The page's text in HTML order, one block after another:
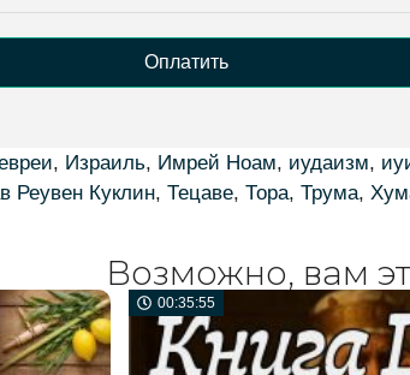
Оплатить
, Израиль, Имрей Ноам, иудаизм,
Реувен Куклин, Тецаве, Тора, Трума,
Возможно, вам
00:35:55